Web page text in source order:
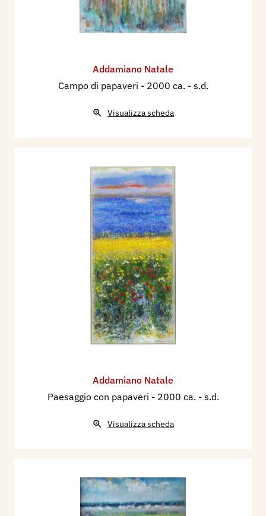
Addamiano Natale
Campo di papaveri - 2000 ca. - s.d.
Visualizza scheda
Addamiano Natale
Paesaggio con papaveri - 2000 ca. - s.d.
Visualizza scheda